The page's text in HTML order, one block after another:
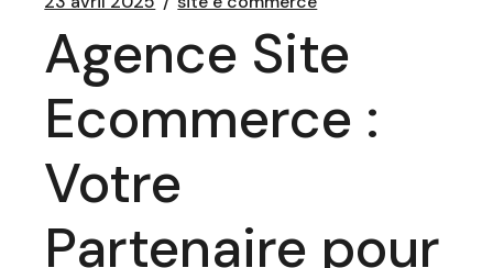
Agence Site
Ecommerce :
Votre
Partenaire pour